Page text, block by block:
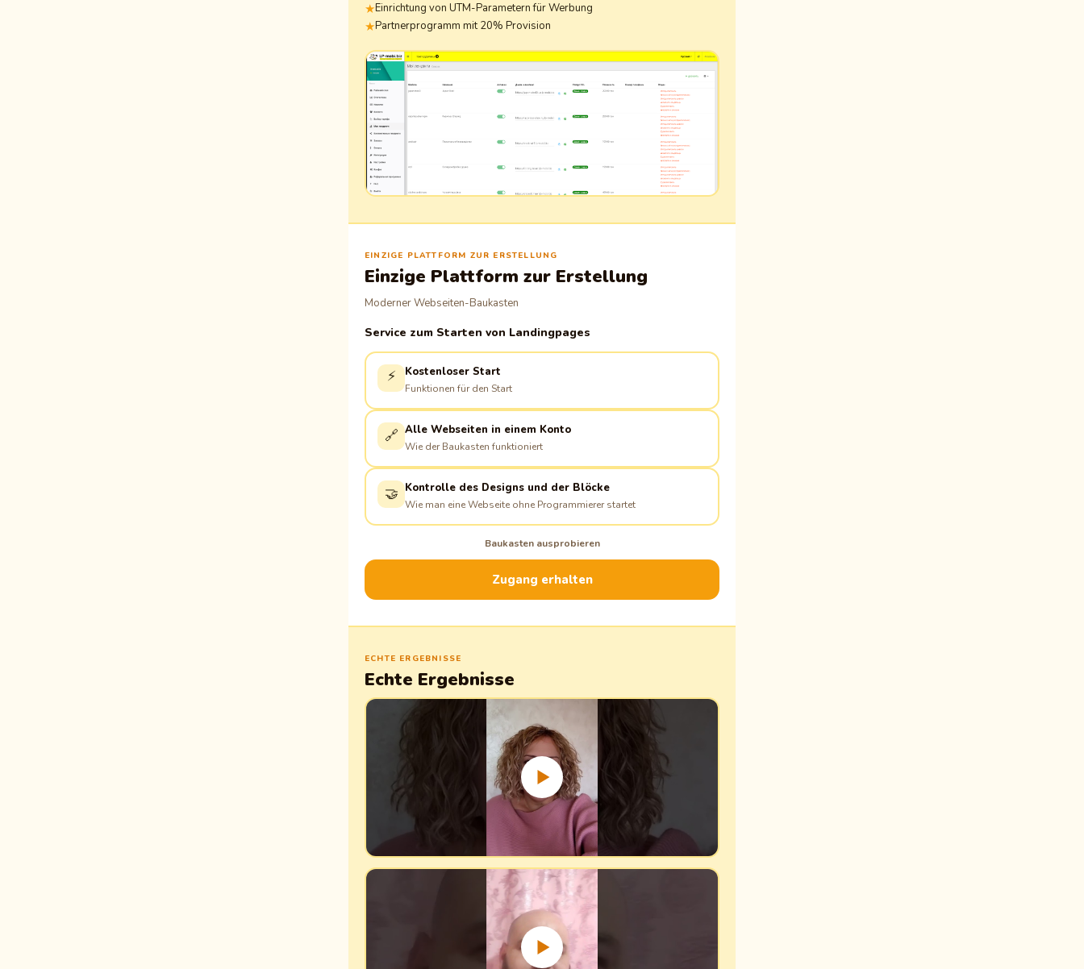
Einrichtung von UTM-Parametern für Werbung
Partnerprogramm mit 20% Provision
EINZIGE PLATTFORM ZUR ERSTELLUNG
Einzige Plattform zur Erstellung
Moderner Webseiten-Baukasten
Service zum Starten von Landingpages
⚡ Kostenloser Start
Funktionen für den Start
🔗 Alle Webseiten in einem Konto
Wie der Baukasten funktioniert
🤝 Kontrolle des Designs und der Blöcke
Wie man eine Webseite ohne Programmierer startet
Baukasten ausprobieren
Zugang erhalten
ECHTE ERGEBNISSE
Echte Ergebnisse